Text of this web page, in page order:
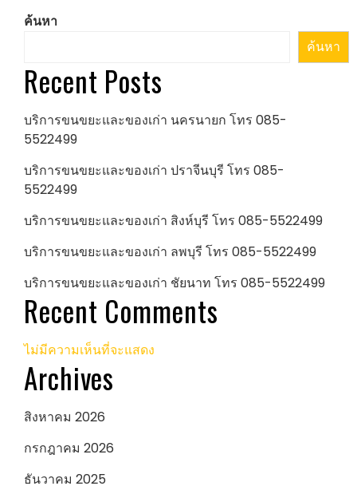
ค้นหา
ค้นหา
Recent Posts
บริการขนขยะและของเก่า นครนายก โทร 085-
5522499
บริการขนขยะและของเก่า ปราจีนบุรี โทร 085-
5522499
บริการขนขยะและของเก่า สิงห์บุรี โทร 085-5522499
บริการขนขยะและของเก่า ลพบุรี โทร 085-5522499
บริการขนขยะและของเก่า ชัยนาท โทร 085-5522499
Recent Comments
ไม่มีความเห็นที่จะแสดง
Archives
สิงหาคม 2026
กรกฎาคม 2026
ธันวาคม 2025